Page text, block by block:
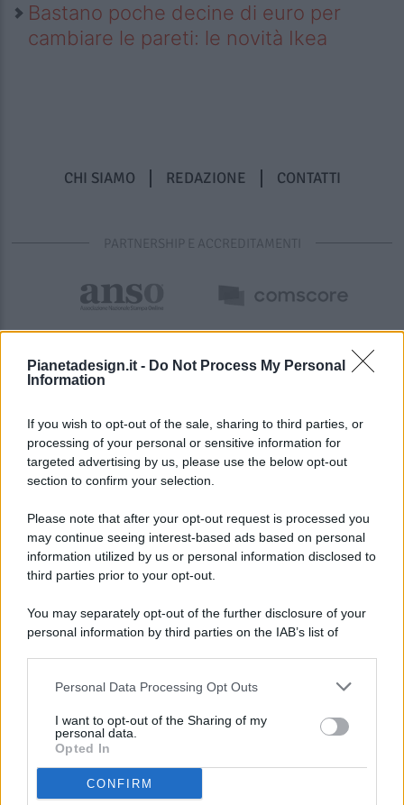
Pianetadesign.it - Do Not Process My Personal
Information
If you wish to opt-out of the sale, sharing to third parties, or
processing of your personal or sensitive information for
targeted advertising by us, please use the below opt-out
section to confirm your selection.
Please note that after your opt-out request is processed you
may continue seeing interest-based ads based on personal
information utilized by us or personal information disclosed to
third parties prior to your opt-out.
You may separately opt-out of the further disclosure of your
personal information by third parties on the IAB’s list of
This information may also be disclosed by us to third parties
disclose it to other third parties.
Personal Data Processing Opt Outs
I want to opt-out of the Sharing of my
personal data.
Opted In
CONFIRM
Bastano poche decine di euro per
cambiare le pareti: le novità Ikea
CHI SIAMO REDAZIONE CONTATTI
PARTNERSHIP E ACCREDITAMENTI
© 2026 - Pianeta Design - P.IVA 04827280654 - Testata
Registrata Al Tribunale Di Nocera Inferiore N. 8/2020 - RG N.
ISCRIZIONE AL ROC N. 35792 – ISCRITTA ALL’ANSO
(ASSOCIAZIONE NAZIONALE STAMPA ONLINE)
PREFERENZE PRIVACY